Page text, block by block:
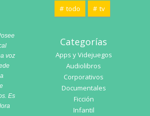
voz
Es
todo tv
Categorías
Apps y Videjuegos
Audiolibros
Corporativos
Documentales
Ficción
Infantil